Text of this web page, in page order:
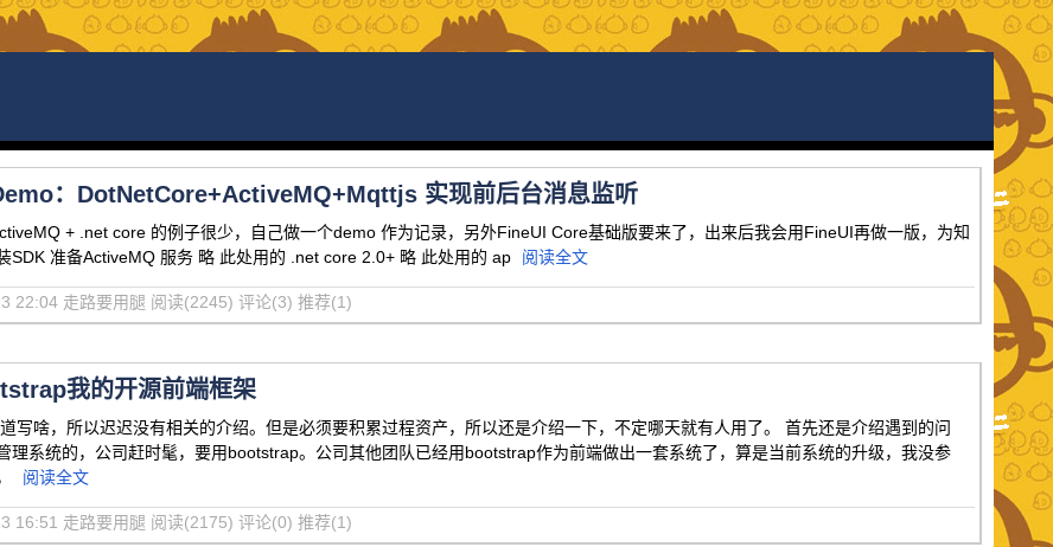
：DotNetCore+ActiveMQ+Mqttjs 实现前后台消息监听
+ .net core 的例子很少，自己做一个demo 作为记录，另外FineUI Core基础版要来了，出来后我会用FineUI再做一版，为知
SDK 准备ActiveMQ 服务 略 此处用的 .net core 2.0+ 略 此处用的 ap
阅读全文
22:04 走路要用腿 阅读(2245) 评论(3) 推荐(1)
我的开源前端框架
写啥，所以迟迟没有相关的介绍。但是必须要积累过程资产，所以还是介绍一下，不定哪天就有人用了。 首先还是介绍遇到的问
理系统的，公司赶时髦，要用bootstrap。公司其他团队已经用bootstrap作为前端做出一套系统了，算是当前系统的升级，我没参
阅读全文
16:51 走路要用腿 阅读(2175) 评论(0) 推荐(1)